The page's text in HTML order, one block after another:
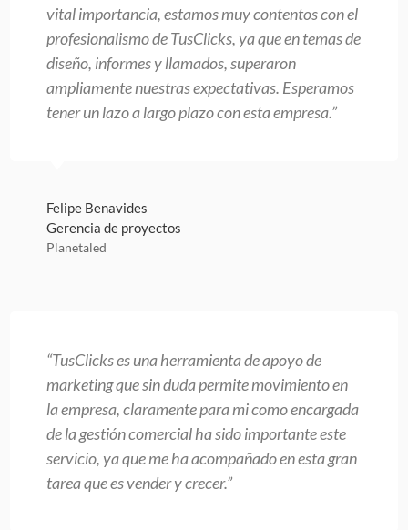
vital importancia, estamos muy contentos con el
profesionalismo de TusClicks, ya que en temas de
diseño, informes y llamados, superaron
ampliamente nuestras expectativas. Esperamos
tener un lazo a largo plazo con esta empresa.”
Felipe Benavides
Gerencia de proyectos
Planetaled
“TusClicks es una herramienta de apoyo de
marketing que sin duda permite movimiento en
la empresa, claramente para mi como encargada
de la gestión comercial ha sido importante este
servicio, ya que me ha acompañado en esta gran
tarea que es vender y crecer.”